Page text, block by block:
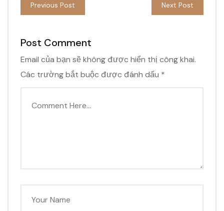
Previous Post Next Post
Post Comment
Email của bạn sẽ không được hiển thị công khai.
Các trường bắt buộc được đánh dấu *